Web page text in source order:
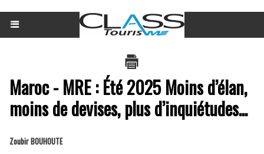
Maroc - MRE : Été 2025 Moins d’élan,
moins de devises, plus d’inquiétudes...
Zoubir BOUHOUTE